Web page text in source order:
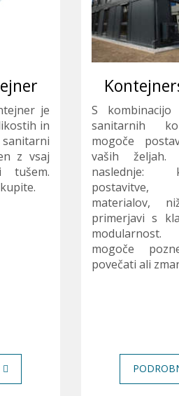
je
in
z vsaj
tušem.
S
sanitarnih
mogoče
vaših željah.
naslednje:
materialov,
primerjavi s
mogoče
povečati ali